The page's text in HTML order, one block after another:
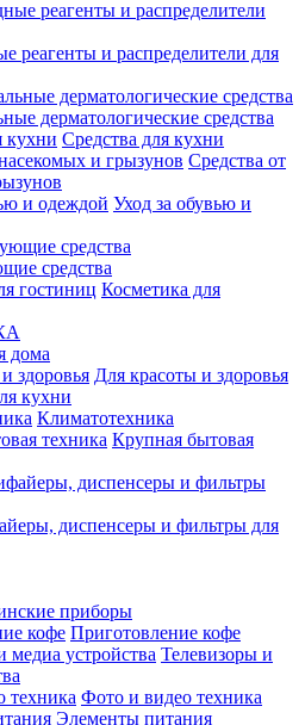
реагенты и распределители для
дерматологические средства
Средства для кухни
Средства от
Уход за обувью и
средства
Косметика для
дома
Для красоты и здоровья
кухни
Климатотехника
Крупная бытовая
диспенсеры и фильтры для
приборы
Приготовление кофе
Телевизоры и
Фото и видео техника
Элементы питания